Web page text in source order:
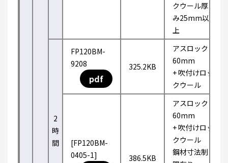
クウール厚
み25mm以
上
2
時
間
FP120BM-
9208
pdf
325.2KB
アスロック
60mm
+ 吹付けロッ
クウール
[FP120BM-
0405-1]
386.5KB
アスロック
60mm
+ 吹付けロッ
クウール
鋼材寸法制